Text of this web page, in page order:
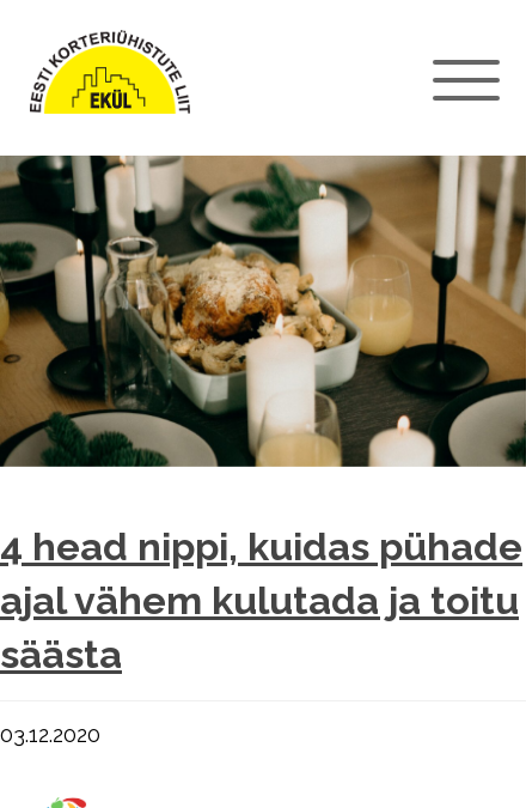
4 head nippi, kuidas pühade
ajal vähem kulutada ja toitu
säästa
03.12.2020